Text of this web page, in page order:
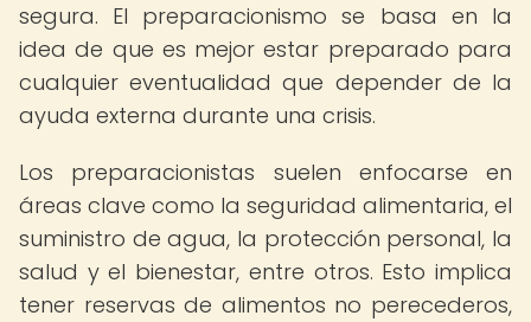
segura. El preparacionismo se basa en la
idea de que es mejor estar preparado para
cualquier eventualidad que depender de la
ayuda externa durante una crisis.
Los preparacionistas suelen enfocarse en
áreas clave como la seguridad alimentaria, el
suministro de agua, la protección personal, la
salud y el bienestar, entre otros. Esto implica
tener reservas de alimentos no perecederos,